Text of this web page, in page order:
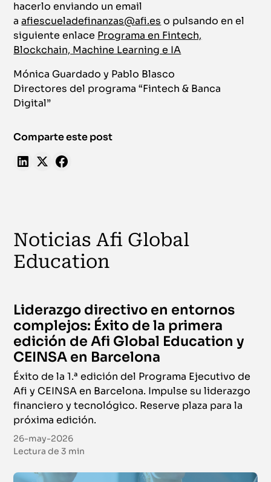
hacerlo enviando un email
aafiescueladefinanzas@afi.es o pulsando en el
siguiente enlace Programa en Fintech,
Blockchain, Machine Learning e IA
Mónica Guardado y Pablo Blasco
Directores del programa “Fintech & Banca
Digital”
Comparte este post
Noticias Afi Global
Education
Liderazgo directivo en entornos
complejos: Éxito de la primera
edición de Afi Global Education y
CEINSA en Barcelona
Éxito de la 1.ª edición del Programa Ejecutivo de
Afi y CEINSA en Barcelona. Impulse su liderazgo
financiero y tecnológico. Reserve plaza para la
próxima edición.
26-may-2026
Lectura de3 min